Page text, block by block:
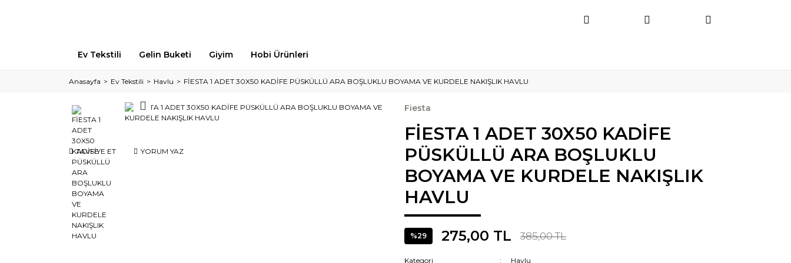
Ev Tekstili Gelin Buketi Giyim Hobi Ürünleri
Anasayfa Ev Tekstili Havlu FİESTA 1 ADET 30X50 KADİFE PÜSKÜLLÜ ARA BOŞLUKLU BOYAMA VE KURDELE NAKIŞLIK HAVLU
TAVSİYE ET YORUM YAZ
Fiesta
FİESTA 1 ADET 30X50 KADİFE
PÜSKÜLLÜ ARA BOŞLUKLU
BOYAMA VE KURDELE NAKIŞLIK
HAVLU
%29 275,00 TL 385,00 TL
Kategori
Havlu